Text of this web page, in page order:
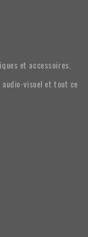
et accessoires.
visuel et tout ce